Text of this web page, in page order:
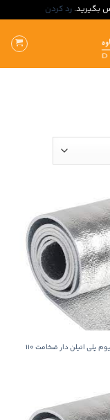
بگیرید. رد کردن
فویل آلومینیوم پلی اتیلن دار ضخامت 110